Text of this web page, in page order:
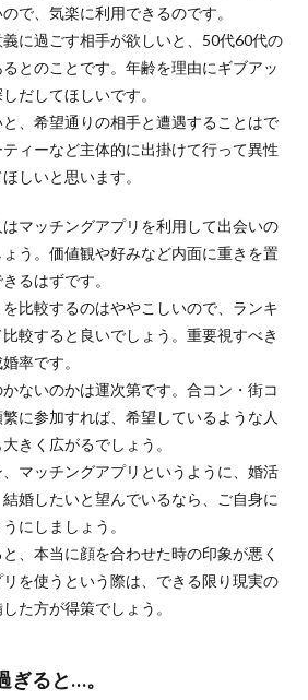
で、気楽に利用できるのです。
に過ごす相手が欲しいと、50代60代の
とのことです。年齢を理由にギブアッ
だしてほしいです。
、希望通りの相手と遭遇することはで
ィーなど主体的に出掛けて行って異性
しいと思います。
マッチングアプリを利用して出会いの
う。価値観や好みなど内面に重きを置
るはずです。
比較するのはややこしいので、ランキ
較すると良いでしょう。重要視すべき
率です。
ないのかは運次第です。合コン・街コ
に参加すれば、希望しているような人
きく広がるでしょう。
マッチングアプリというように、婚活
婚したいと望んでいるなら、ご自身に
にしましょう。
、本当に顔を合わせた時の印象が悪く
を使うという際は、できる限り現実の
た方が得策でしょう。
ぎると…。